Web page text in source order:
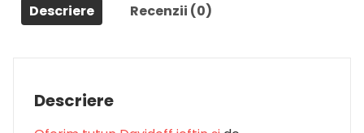
Descriere Recenzii (0)
Descriere